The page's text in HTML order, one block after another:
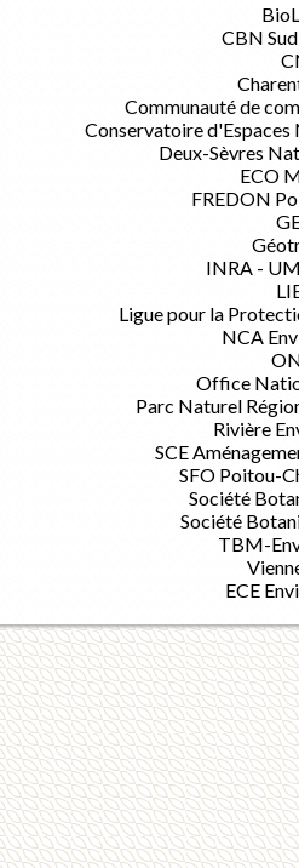
CBN
Communauté de
Conservatoire
Deux-Sèvres
ECO
FREDON
INRA -
Ligue pour la
NCA
Office
Parc Naturel
Rivière
SCE
SFO Poitou-
Société
Société
TBM-
ECE